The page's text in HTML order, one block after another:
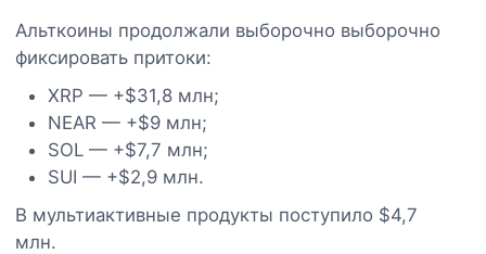
Альткоины продолжали выборочно выборочно
фиксировать притоки:
XRP — +$31,8 млн;
NEAR — +$9 млн;
SOL — +$7,7 млн;
SUI — +$2,9 млн.
В мультиактивные продукты поступило $4,7
млн.